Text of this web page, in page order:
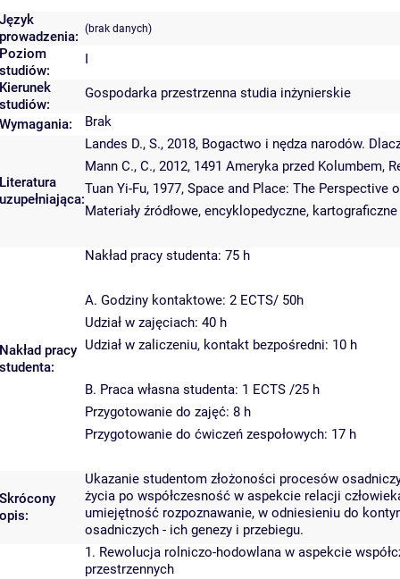
Język
prowadzenia: (brak danych)
Poziom
studiów:
I
Kierunek
studiów:
Gospodarka przestrzenna studia inżynierskie
Wymagania:
Brak
Literatura
uzupełniająca:
Landes D., S., 2018, Bogactwo i nędza narodów.
Mann C., C., 2012, 1491 Ameryka przed Kolumbem,
Tuan Yi-Fu, 1977, Space and Place: The
Materiały źródłowe, encyklopedyczne,
Nakład pracy
studenta:
Nakład pracy studenta: 75 h
A. Godziny kontaktowe: 2 ECTS/ 50h
Udział w zajęciach: 40 h
Udział w zaliczeniu, kontakt bezpośredni: 10 h
B. Praca własna studenta: 1 ECTS /25 h
Przygotowanie do zajęć: 8 h
Przygotowanie do ćwiczeń zespołowych: 17 h
Skrócony
opis:
Ukazanie studentom złożoności procesów
życia po współczesność w aspekcie relacji
umiejętność rozpoznawanie, w odniesieniu do
osadniczych - ich genezy i przebiegu.
1. Rewolucja rolniczo-hodowlana w aspekcie
przestrzennych